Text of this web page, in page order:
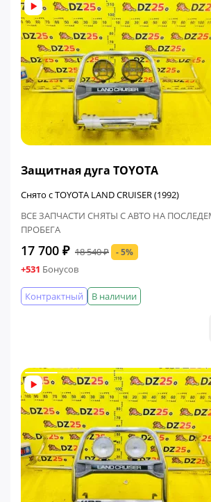
Защитная дуга TOYOTA
Снято с TOYOTA LAND CRUISER (1992)
ВСЕ ЗАПЧАСТИ СНЯТЫ С АВТО НА
ПРОБЕГА
17 700 ₽ 18 540 ₽ - 5%
+531 Бонусов
В наличии
Контрактный